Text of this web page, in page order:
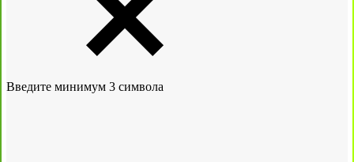
Введите минимум 3 символа